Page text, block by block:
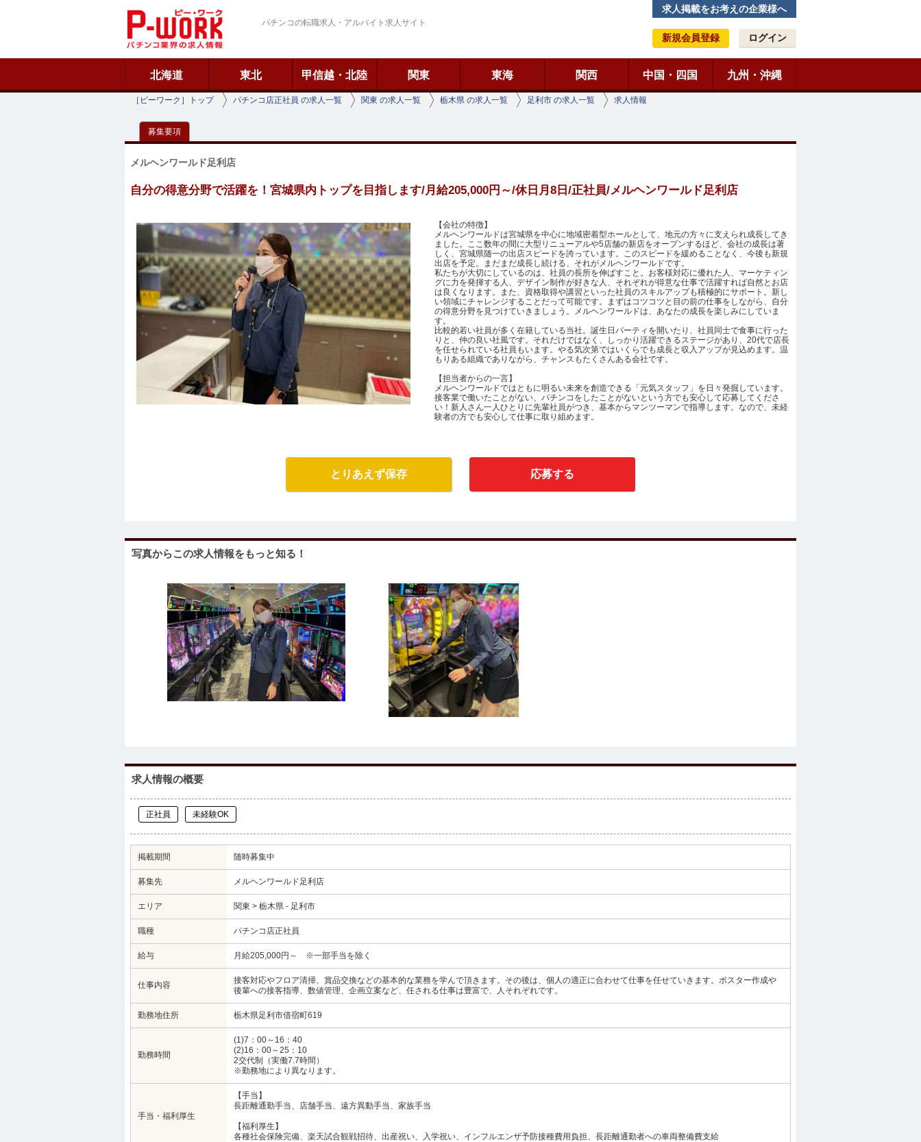
パチンコの転職求人・アルバイト求人サイト
求人掲載をお考えの企業様へ
新規会員登録 ログイン
北海道 東北 甲信越・北陸 関東 東海 関西 中国・四国 九州・沖縄
［ピーワーク］トップ パチンコ店正社員 の求人一覧 関東 の求人一覧 栃木県 の求人一覧 足利市 の求人一覧 求人情報
募集要項
メルヘンワールド足利店
自分の得意分野で活躍を！宮城県内トップを目指します/月給205,000円～/休日月8日/正社員/メルヘンワールド足利店
【会社の特徴】
メルヘンワールドは宮城県を中心に地域密着型ホールとして、地元の方々に支えられ成長してき
ました。ここ数年の間に大型リニューアルや5店舗の新店をオープンするほど、会社の成長は著
しく、宮城県随一の出店スピードを誇っています。このスピードを緩めることなく、今後も新規
出店を予定。まだまだ成長し続ける、それがメルヘンワールドです。
私たちが大切にしているのは、社員の長所を伸ばすこと。お客様対応に優れた人、マーケティン
グに力を発揮する人、デザイン制作が好きな人、それぞれが得意な仕事で活躍すれば自然とお店
は良くなります。また、資格取得や講習といった社員のスキルアップも積極的にサポート。新し
い領域にチャレンジすることだって可能です。まずはコツコツと目の前の仕事をしながら、自分
の得意分野を見つけていきましょう。メルヘンワールドは、あなたの成長を楽しみにしていま
す。
比較的若い社員が多く在籍している当社。誕生日パーティを開いたり、社員同士で食事に行った
りと、仲の良い社風です。それだけではなく、しっかり活躍できるステージがあり、20代で店長
を任せられている社員もいます。やる気次第ではいくらでも成長と収入アップが見込めます。温
もりある組織でありながら、チャンスもたくさんある会社です。
【担当者からの一言】
メルヘンワールドではともに明るい未来を創造できる「元気スタッフ」を日々発掘しています。
接客業で働いたことがない、パチンコをしたことがないという方でも安心して応募してくださ
い！新人さん一人ひとりに先輩社員がつき、基本からマンツーマンで指導します。なので、未経
験者の方でも安心して仕事に取り組めます。
とりあえず保存 応募する
写真からこの求人情報をもっと知る！
求人情報の概要
正社員 未経験OK
掲載期間 随時募集中
募集先 メルヘンワールド足利店
エリア 関東 > 栃木県 - 足利市
職種 パチンコ店正社員
給与 月給205,000円～ ※一部手当を除く
仕事内容
接客対応やフロア清掃、賞品交換などの基本的な業務を学んで頂きます。その後は、個人の適正に合わせて仕事を任せていきます。ポスター作成や
後輩への接客指導、数値管理、企画立案など、任される仕事は豊富で、人それぞれです。
勤務地住所 栃木県足利市借宿町619
勤務時間
(1)7：00～16：40
(2)16：00～25：10
2交代制（実働7.7時間）
※勤務地により異なります。
手当・福利厚生
【手当】
長距離通勤手当、店舗手当、遠方異動手当、家族手当
【福利厚生】
各種社会保険完備、楽天試合観戦招待、出産祝い、入学祝い、インフルエンザ予防接種費用負担、長距離通勤者への車両整備費支給